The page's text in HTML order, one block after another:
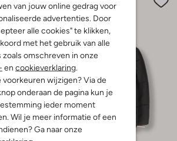
van jouw online gedrag voor
advertenties. Door
alle cookies" te klikken,
met het gebruik van alle
zoals omschreven in onze
en cookieverklaring
voorkeuren wijzigen? Via de
onderaan de pagina kun je
ieder moment
Wil je meer informatie of een
Ga naar onze